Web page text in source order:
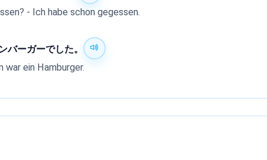
- Ich habe schon gegessen.
バーガーでした。
war ein Hamburger.